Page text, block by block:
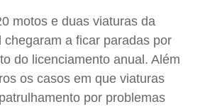
motos e duas viaturas da
chegaram a ficar paradas por
do licenciamento anual. Além
os casos em que viaturas
por problemas